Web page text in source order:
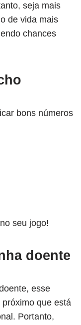
seja mais
de vida mais
chances
bons números
seu jogo!
doente
esse
que está
Portanto,